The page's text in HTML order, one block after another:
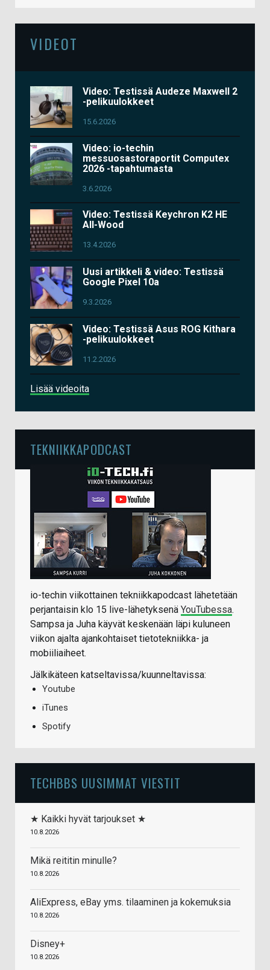
VIDEOT
Video: Testissä Audeze Maxwell 2
-pelikuulokkeet
15.6.2026
Video: io-techin
messuosastoraportit Computex
2026 -tapahtumasta
3.6.2026
Video: Testissä Keychron K2 HE
All-Wood
13.4.2026
Uusi artikkeli & video: Testissä
Google Pixel 10a
9.3.2026
Video: Testissä Asus ROG Kithara
-pelikuulokkeet
11.2.2026
Lisää videoita
TEKNIIKKAPODCAST
io-techin viikottainen tekniikkapodcast lähetetään
perjantaisin klo 15 live-lähetyksenä YouTubessa.
Sampsa ja Juha käyvät keskenään läpi kuluneen
viikon ajalta ajankohtaiset tietotekniikka- ja
mobiiliaiheet.
Jälkikäteen katseltavissa/kuunneltavissa:
Youtube
iTunes
Spotify
TECHBBS UUSIMMAT VIESTIT
★ Kaikki hyvät tarjoukset ★
10.8.2026
Mikä reititin minulle?
10.8.2026
AliExpress, eBay yms. tilaaminen ja kokemuksia
10.8.2026
Disney+
10.8.2026